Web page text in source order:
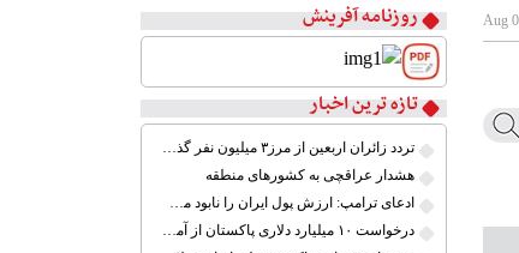
روزنامه آفرینش
۱
۴
۵
۶
تازه ترین اخبار
تردد زائران اربعین از مرز۳ میلیون نفر گذشت
هشدار عراقچی به کشورهای منطقه
ادعای ترامپ: ارزش پول ایران را نابود می‌کنم
درخواست ۱۰ میلیارد دلاری پاکستان از آمریکا در ازای میانجی‌گری در مذاکرات ایران